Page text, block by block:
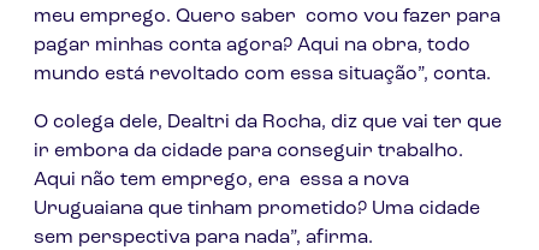
meu emprego. Quero saber como vou fazer para
pagar minhas conta agora? Aqui na obra, todo
mundo está revoltado com essa situação”, conta.
O colega dele, Dealtri da Rocha, diz que vai ter que
ir embora da cidade para conseguir trabalho.
Aqui não tem emprego, era essa a nova
Uruguaiana que tinham prometido? Uma cidade
sem perspectiva para nada”, afirma.